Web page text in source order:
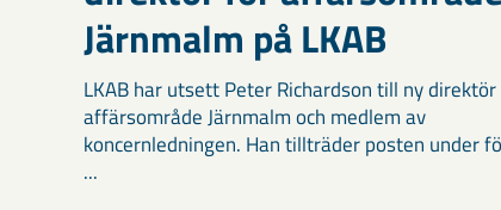
Järnmalm på LKAB
LKAB har utsett Peter Richardson till ny
affärsområde Järnmalm och medlem av
koncernledningen. Han tillträder posten under
...